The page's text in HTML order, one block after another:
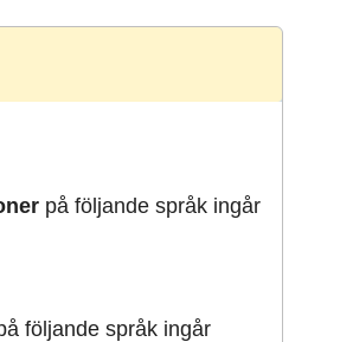
på följande språk ingår
följande språk ingår